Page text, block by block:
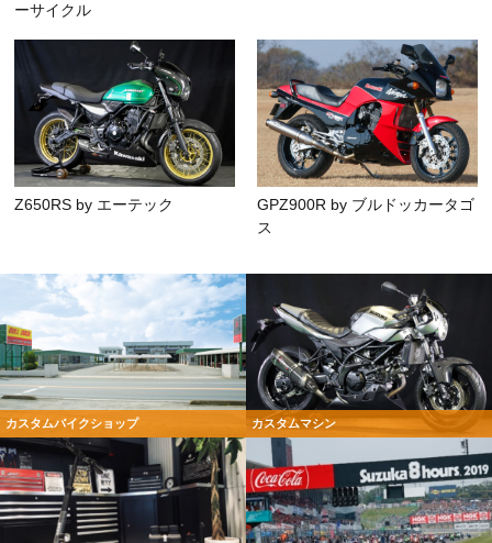
ーサイクル
Z650RS by エーテック
GPZ900R by ブルドッカータゴ
ス
カスタムバイクショップ カスタムマシン